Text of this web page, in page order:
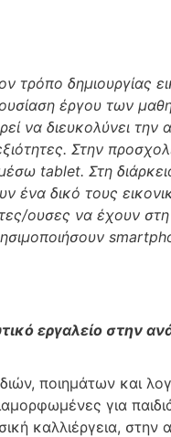
τρόπο δημιουργίας
έργου των
να διευκολύνει
Στην
μέσω tablet. Στη
ένα δικό τους
ουσες να έχουν
εργαλείο στην
ποιημάτων και
για
καλλιέργεια, στην